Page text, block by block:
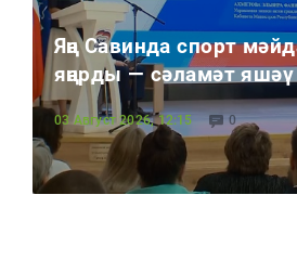
Тагын
Яңа Савинда спорт
яңарды — сәламәт
03 Август 2026, 12:15 0